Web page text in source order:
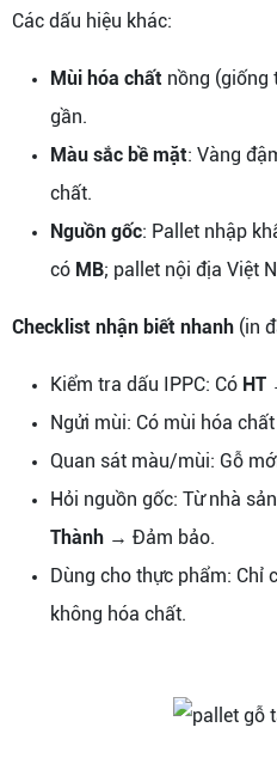
Các dấu hiệu khác:
Mùi hóa chất nồng (giống
gần.
Màu sắc bề mặt: Vàng
chất.
Nguồn gốc: Pallet nhập
có MB; pallet nội địa Việt
Checklist nhận biết nhanh (in
Kiểm tra dấu IPPC: Có HT
Ngửi mùi: Có mùi hóa
Quan sát màu/mùi: Gỗ
Hỏi nguồn gốc: Từ nhà
Thành → Đảm bảo.
Dùng cho thực phẩm: Chỉ
không hóa chất.